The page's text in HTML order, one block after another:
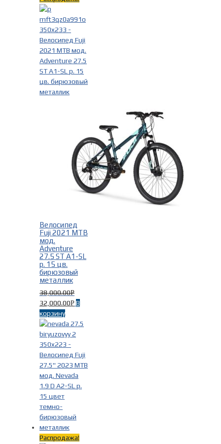
Велосипед
Fuji 2021 MTB
мод.
Adventure
27.5 ST A1-SL
р. 15 цв.
бирюзовый
металлик
38,000.00Р
32,000.00Р В
корзину
Распродажа!